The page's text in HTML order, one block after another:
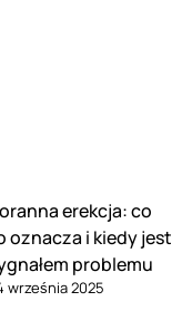
erekcja: co
oznacza i kiedy jest
problemu
września 2025